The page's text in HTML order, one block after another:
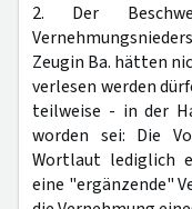
2. Der
Zeugin Ba. hätten
verlesen werden
teilweise - in der
worden sei: Die
Wortlaut lediglich
eine "ergänzende"